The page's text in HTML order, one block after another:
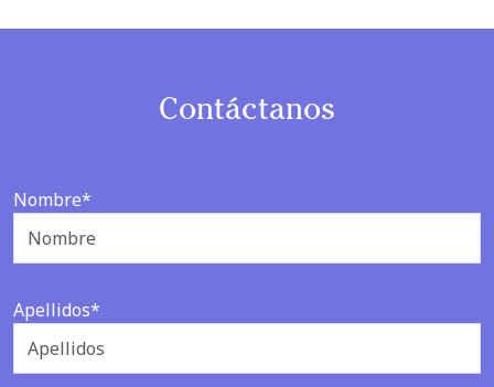
Contáctanos
Nombre*
Apellidos*